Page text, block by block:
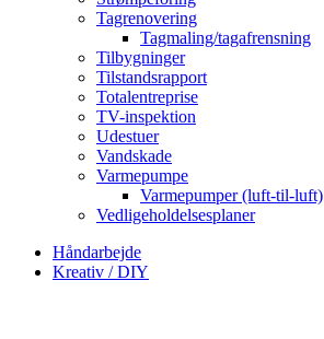
Tagrenovering
Tagmaling/tagafrensning
Tilbygninger
Tilstandsrapport
Totalentreprise
TV-inspektion
Udestuer
Vandskade
Varmepumpe
Varmepumper (luft-til-luft)
Vedligeholdelsesplaner
Håndarbejde
Kreativ / DIY